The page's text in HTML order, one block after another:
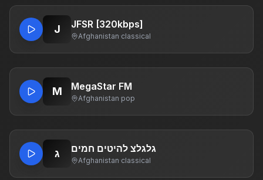
J JFSR [320kbps]
Afghanistan·classical
M MegaStar FM
Afghanistan·pop
ג גלגלצ להיטים חמים
Afghanistan·classical